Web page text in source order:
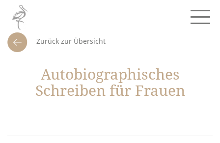
Zurück zur Übersicht
Autobiographisches
Schreiben für Frauen